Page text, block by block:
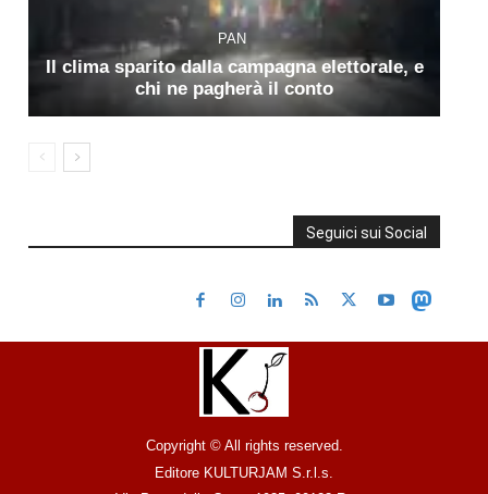
PAN
Il clima sparito dalla campagna elettorale, e
chi ne pagherà il conto
Seguici sui Social
Copyright © All rights reserved.
Editore KULTURJAM S.r.l.s.